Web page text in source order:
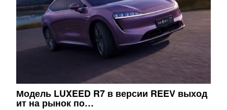
Модель LUXEED R7 в версии REEV выход
ит на рынок по…